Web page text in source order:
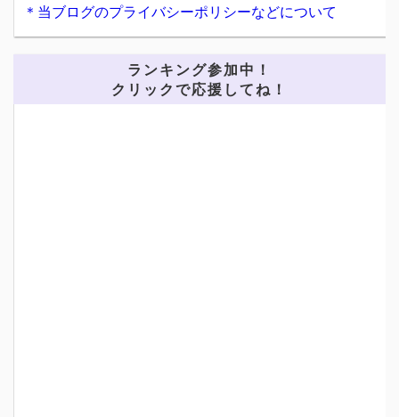
＊当ブログのプライバシーポリシーなどについて
ランキング参加中！
クリックで応援してね！